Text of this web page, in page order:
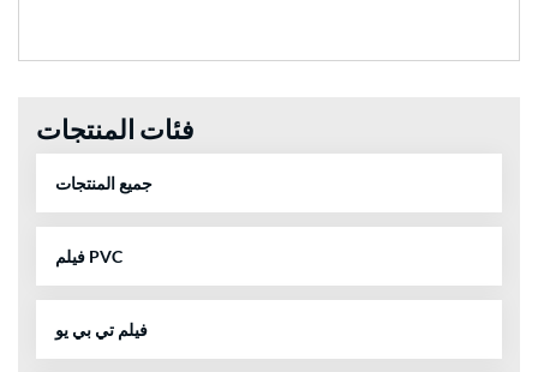
فئات المنتجات
جميع المنتجات
فيلم PVC
فيلم تي بي يو